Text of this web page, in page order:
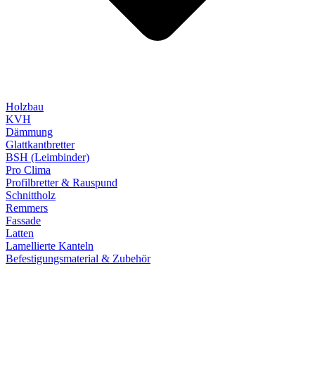
Holzbau
KVH
Dämmung
Glattkantbretter
BSH (Leimbinder)
Pro Clima
Profilbretter & Rauspund
Schnittholz
Remmers
Fassade
Latten
Lamellierte Kanteln
Befestigungsmaterial & Zubehör